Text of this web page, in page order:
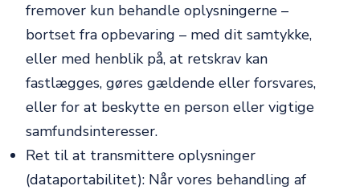
fremover kun behandle oplysningerne –
bortset fra opbevaring – med dit samtykke,
eller med henblik på, at retskrav kan
fastlægges, gøres gældende eller forsvares,
eller for at beskytte en person eller vigtige
samfundsinteresser.
Ret til at transmittere oplysninger
(dataportabilitet): Når vores behandling af